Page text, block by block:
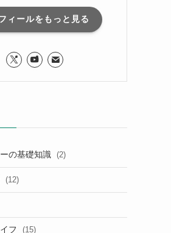
ィールをもっと見る
の基礎知識 (2)
(12)
フ (15)